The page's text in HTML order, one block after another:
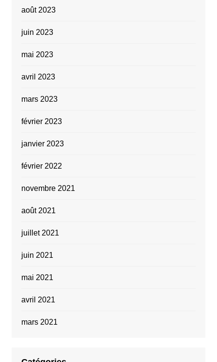
août 2023
juin 2023
mai 2023
avril 2023
mars 2023
février 2023
janvier 2023
février 2022
novembre 2021
août 2021
juillet 2021
juin 2021
mai 2021
avril 2021
mars 2021